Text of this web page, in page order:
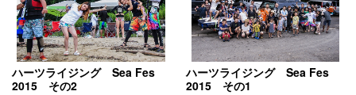
ハーツライジング Sea Fes
2015 その2
ハーツライジング Sea Fes
2015 その1